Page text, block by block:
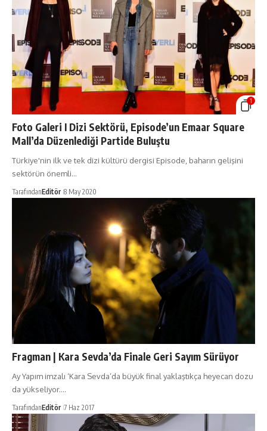
1
Foto Galeri I Dizi Sektörü, Episode’un Emaar Square
Mall’da Düzenlediği Partide Buluştu
Türkiye'nin ilk ve tek dizi kültürü dergisi Episode, baharın gelişini
sektörün önemli…
TarafındanEditör 8 May 2020
Fragman | Kara Sevda’da Finale Geri Sayım Sürüyor
Ay Yapım imzalı ‘Kara Sevda’da büyük final yaklaştıkça heyecan dozu
da yükseliyor.…
TarafındanEditör 7 Haz 2017